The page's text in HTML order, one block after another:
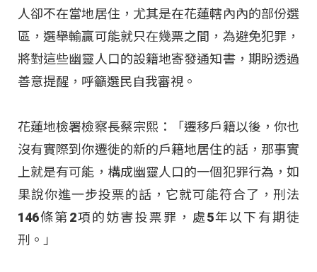
人卻不在當地居住，尤其是在花蓮轄內內的部份選
區，選舉輸贏可能就只在幾票之間，為避免犯罪，
將對這些幽靈人口的設籍地寄發通知書，期盼透過
善意提醒，呼籲選民自我審視。
花蓮地檢署檢察長蔡宗熙：「遷移戶籍以後，你也
沒有實際到你遷徙的新的戶籍地居住的話，那事實
上就是有可能，構成幽靈人口的一個犯罪行為，如
果說你進一步投票的話，它就可能符合了，刑法
146條第2項的妨害投票罪，處5年以下有期徒
刑。」